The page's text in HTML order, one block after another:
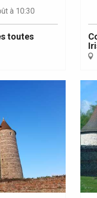
à 10:30
toutes